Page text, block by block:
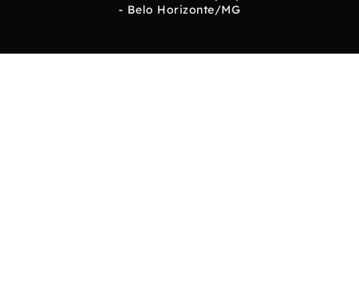
- Belo Horizonte/MG